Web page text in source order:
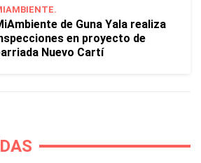
de Guna Yala realiza
en proyecto de
Nuevo Cartí